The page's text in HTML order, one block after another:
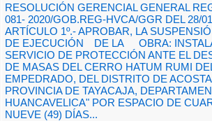
RESOLUCIÓN GERENCIAL GENERAL
081- 2020/GOB.REG-HVCA/GGR DEL 28/
ARTÍCULO 1º.- APROBAR, LA
DE EJECUCIÓN
DE LA
OBRA:
SERVICIO DE PROTECCIÓN ANTE EL
DE MASAS DEL CERRO HATUM RUMI
EMPEDRADO, DEL DISTRITO DE
PROVINCIA DE TAYACAJA,
HUANCAVELICA" POR ESPACIO DE
NUEVE (49) DÍAS...